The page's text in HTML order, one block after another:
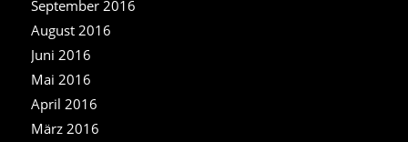
September 2016
August 2016
Juni 2016
Mai 2016
April 2016
März 2016